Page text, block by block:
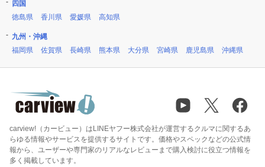
四国
徳島県
香川県 愛媛県 高知県
九州・沖縄
福岡県
佐賀県 長崎県 熊本県 大分県 宮崎県 鹿児島県 沖縄県
carview!（カービュー）はLINEヤフー株式会社が運営するクルマに関するあ
らゆる情報やサービスを提供するサイトです。価格やスペックなどの公式情
報から、ユーザーや専門家のリアルなレビューまで購入検討に役立つ情報を
多く掲載しています。